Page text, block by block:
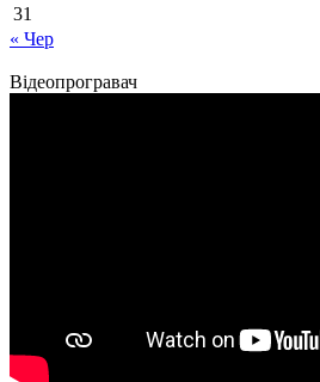
31
« Чер
Відеопрогравач